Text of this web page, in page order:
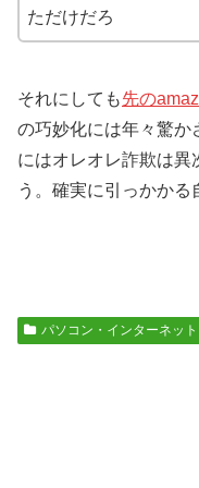
ただけだろ
それにしても先の
の巧妙化には年々驚か
にはオレオレ詐欺は異
う。確実に引っかかる
パソコン・インターネット